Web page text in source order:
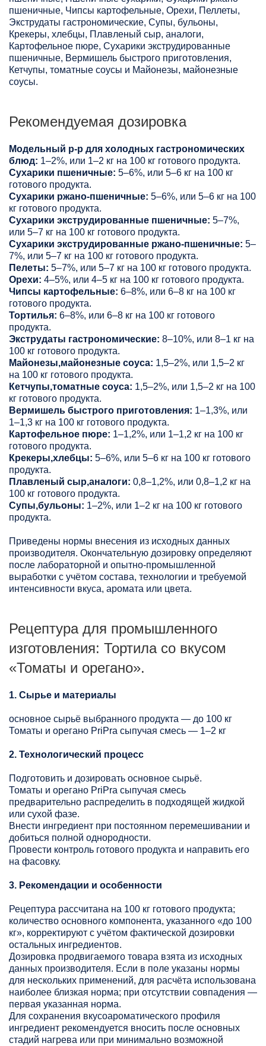
пшеничные, Чипсы картофельные, Орехи, Пеллеты,
Экструдаты гастрономические, Супы, бульоны,
Крекеры, хлебцы, Плавленый сыр, аналоги,
Картофельное пюре, Сухарики экструдированные
пшеничные, Вермишель быстрого приготовления,
Кетчупы, томатные соусы и Майонезы, майонезные
соусы.
Рекомендуемая дозировка
Модельный р-р для холодных гастрономических
блюд: 1–2%, или 1–2 кг на 100 кг готового продукта.
Сухарики пшеничные: 5–6%, или 5–6 кг на 100 кг
готового продукта.
Сухарики ржано-пшеничные: 5–6%, или 5–6 кг на 100
кг готового продукта.
Сухарики экструдированные пшеничные: 5–7%,
или 5–7 кг на 100 кг готового продукта.
Сухарики экструдированные ржано-пшеничные: 5–
7%, или 5–7 кг на 100 кг готового продукта.
Пелеты: 5–7%, или 5–7 кг на 100 кг готового продукта.
Орехи: 4–5%, или 4–5 кг на 100 кг готового продукта.
Чипсы картофельные: 6–8%, или 6–8 кг на 100 кг
готового продукта.
Тортилья: 6–8%, или 6–8 кг на 100 кг готового
продукта.
Экструдаты гастрономические: 8–10%, или 8–1 кг на
100 кг готового продукта.
Майонезы,майонезные соуса: 1,5–2%, или 1,5–2 кг
на 100 кг готового продукта.
Кетчупы,томатные соуса: 1,5–2%, или 1,5–2 кг на 100
кг готового продукта.
Вермишель быстрого приготовления: 1–1,3%, или
1–1,3 кг на 100 кг готового продукта.
Картофельное пюре: 1–1,2%, или 1–1,2 кг на 100 кг
готового продукта.
Крекеры,хлебцы: 5–6%, или 5–6 кг на 100 кг готового
продукта.
Плавленый сыр,аналоги: 0,8–1,2%, или 0,8–1,2 кг на
100 кг готового продукта.
Супы,бульоны: 1–2%, или 1–2 кг на 100 кг готового
продукта.
Приведены нормы внесения из исходных данных
производителя. Окончательную дозировку определяют
после лабораторной и опытно-промышленной
выработки с учётом состава, технологии и требуемой
интенсивности вкуса, аромата или цвета.
Рецептура для промышленного
изготовления: Тортила со вкусом
«Томаты и орегано».
1. Сырье и материалы
основное сырьё выбранного продукта — до 100 кг
Томаты и орегано PriPra сыпучая смесь — 1–2 кг
2. Технологический процесс
Подготовить и дозировать основное сырьё.
Томаты и орегано PriPra сыпучая смесь
предварительно распределить в подходящей жидкой
или сухой фазе.
Внести ингредиент при постоянном перемешивании и
добиться полной однородности.
Провести контроль готового продукта и направить его
на фасовку.
3. Рекомендации и особенности
Рецептура рассчитана на 100 кг готового продукта;
количество основного компонента, указанного «до 100
кг», корректируют с учётом фактической дозировки
остальных ингредиентов.
Дозировка продвигаемого товара взята из исходных
данных производителя. Если в поле указаны нормы
для нескольких применений, для расчёта использована
наиболее близкая норма; при отсутствии совпадения —
первая указанная норма.
Для сохранения вкусоароматического профиля
ингредиент рекомендуется вносить после основных
стадий нагрева или при минимально возможной